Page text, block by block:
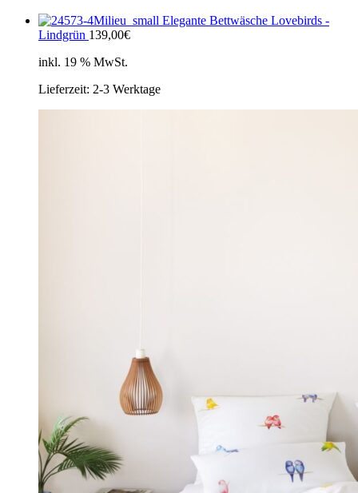
Elegante Bettwäsche Lovebirds -
Lindgrün 139,00€
inkl. 19 % MwSt.
Lieferzeit: 2-3 Werktage